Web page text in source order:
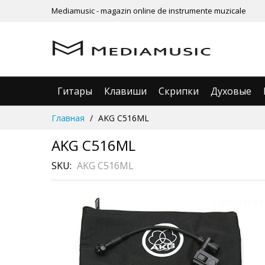
Mediamusic - magazin online de instrumente muzicale
Гитары Клавиши Скрипки Духовые
Главная AKG C516ML
AKG C516ML
SKU AKG C516ML